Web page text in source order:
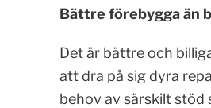
Bättre förebygga än
Det är bättre och
att dra på sig dyra
behov av särskilt